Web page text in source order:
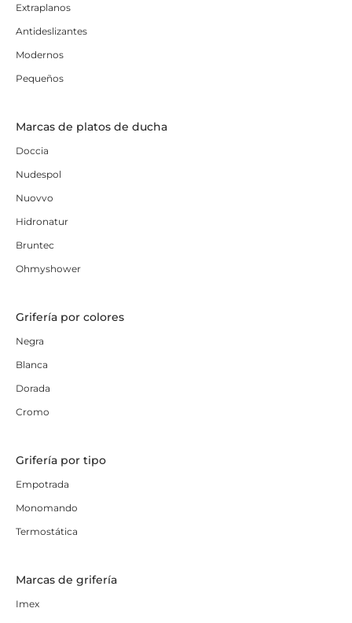
Extraplanos
Antideslizantes
Modernos
Pequeños
Marcas de platos de ducha
Doccia
Nudespol
Nuovvo
Hidronatur
Bruntec
Ohmyshower
Grifería por colores
Negra
Blanca
Dorada
Cromo
Grifería por tipo
Empotrada
Monomando
Termostática
Marcas de grifería
Imex